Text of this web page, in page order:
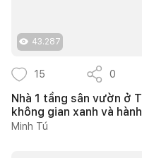
43.287
15 0
Nhà 1 tầng sân vườn ở
không gian xanh và
Minh Tú